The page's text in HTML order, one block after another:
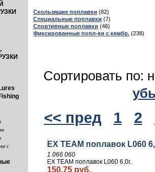
с
Скользящие поплавки (82)
Специальные поплавки (7)
Спортивные поплавки (46)
Фиксированные попл-ки с кембр. (238)
Сортировать по:
<< пред 1 2
EX TEAM поплавок L060
1 066 060
EX TEAM поплавок L060 6,0г.
150.75 руб.